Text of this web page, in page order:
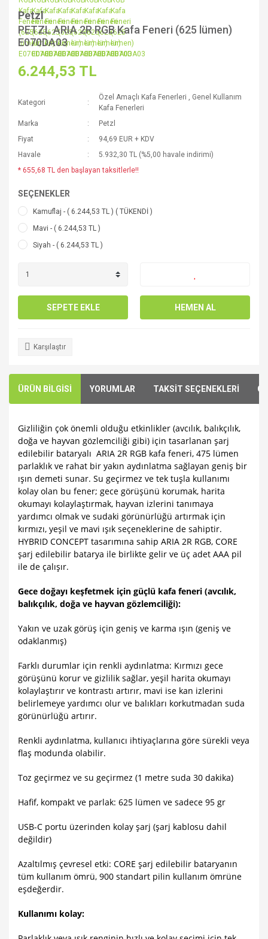
Petzl
PETZL ARIA 2R RGB Kafa Feneri (625 lümen)
E070DA03
6.244,53 TL
Kategori
Özel Amaçlı Kafa Fenerleri , Genel Kullanım
Kafa Fenerleri
Marka
Petzl
Fiyat
94,69 EUR + KDV
Havale
5.932,30 TL (%5,00 havale indirimi)
* 655,68 TL den başlayan taksitlerle!!
SEÇENEKLER
Kamuflaj - ( 6.244,53 TL ) ( TÜKENDİ )
Mavi - ( 6.244,53 TL )
Siyah - ( 6.244,53 TL )
SEPETE EKLE HEMEN AL
Karşılaştır
ÜRÜN BİLGİSİ YORUMLAR TAKSİT SEÇENEKLERİ
Gizliliğin çok önemli olduğu etkinlikler (avcılık, balıkçılık,
doğa ve hayvan gözlemciliği gibi) için tasarlanan şarj
edilebilir bataryalı ARIA 2R RGB kafa feneri, 475 lümen
parlaklık ve rahat bir yakın aydınlatma sağlayan geniş bir
ışın demeti sunar. Su geçirmez ve tek tuşla kullanımı
kolay olan bu fener; gece görüşünü korumak, harita
okumayı kolaylaştırmak, hayvan izlerini tanımaya
yardımcı olmak ve sudaki görünürlüğü artırmak için
kırmızı, yeşil ve mavi ışık seçeneklerine de sahiptir.
HYBRID CONCEPT tasarımına sahip ARIA 2R RGB, CORE
şarj edilebilir batarya ile birlikte gelir ve üç adet AAA pil
ile de çalışır.
Gece doğayı keşfetmek için güçlü kafa feneri (avcılık,
balıkçılık, doğa ve hayvan gözlemciliği):
Yakın ve uzak görüş için geniş ve karma ışın (geniş ve
odaklanmış)
Farklı durumlar için renkli aydınlatma: Kırmızı gece
görüşünü korur ve gizlilik sağlar, yeşil harita okumayı
kolaylaştırır ve kontrastı artırır, mavi ise kan izlerini
belirlemeye yardımcı olur ve balıkları korkutmadan suda
görünürlüğü artırır.
Renkli aydınlatma, kullanıcı ihtiyaçlarına göre sürekli veya
flaş modunda olabilir.
Toz geçirmez ve su geçirmez (1 metre suda 30 dakika)
Hafif, kompakt ve parlak: 625 lümen ve sadece 95 gr
USB-C portu üzerinden kolay şarj (şarj kablosu dahil
değildir)
Azaltılmış çevresel etki: CORE şarj edilebilir bataryanın
tüm kullanım ömrü, 900 standart pilin kullanım ömrüne
eşdeğerdir.
Kullanımı kolay: